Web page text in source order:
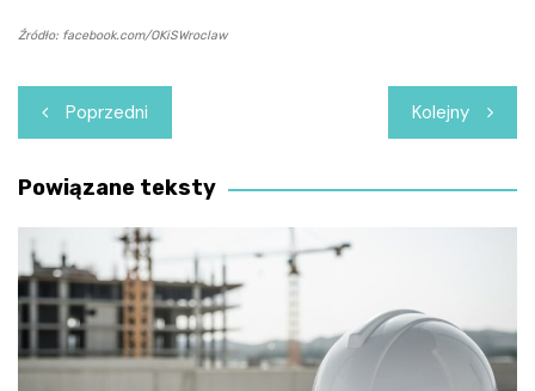
Źródło: facebook.com/OKiSWroclaw
Nawigacja
wpisu
Poprzedni Kolejny
Powiązane teksty